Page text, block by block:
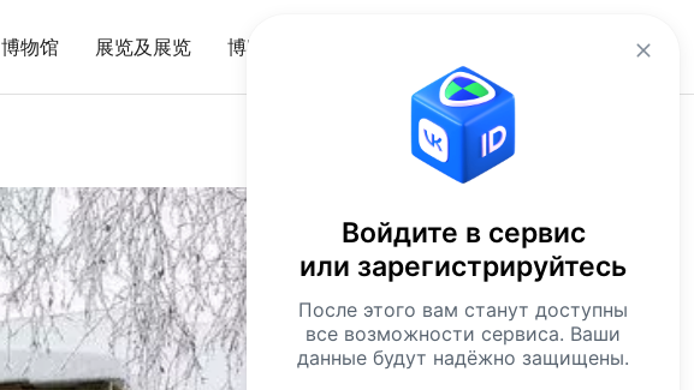
博物馆 展览及展览 博客 入口
Войдите в сервис
или зарегистрируйтесь
После этого вам станут доступны
все возможности сервиса. Ваши
данные будут надёжно защищены.